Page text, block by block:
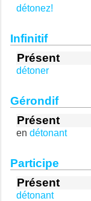
détonez!
Infinitif
Présent
détoner
Gérondif
Présent
en détonant
Participe
Présent
détonant